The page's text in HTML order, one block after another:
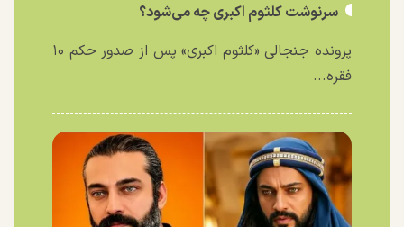
سرنوشت کلثوم اکبری چه می‌شود؟
پرونده جنجالی «کلثوم اکبری» پس از صدور حکم ۱۰
فقره...